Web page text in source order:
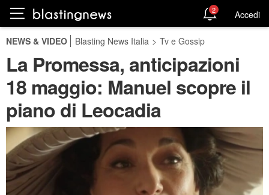
2 Accedi
NEWS & VIDEO Blasting News Italia > Tv e Gossip
La Promessa, anticipazioni
18 maggio: Manuel scopre il
piano di Leocadia